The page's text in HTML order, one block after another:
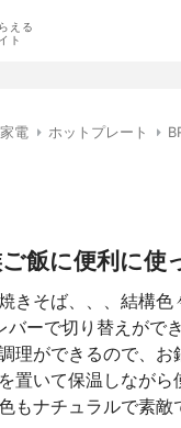
える
ト
電 ホットプレート
飯に便利に使
きそば、、、結構
バーで切り替えがで
理ができるので、
置いて保温しなが
もナチュラルで素敵